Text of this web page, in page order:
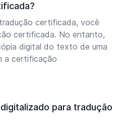
certificada, você
certificada. No entanto,
digital do texto de uma
a certificação
para tradução